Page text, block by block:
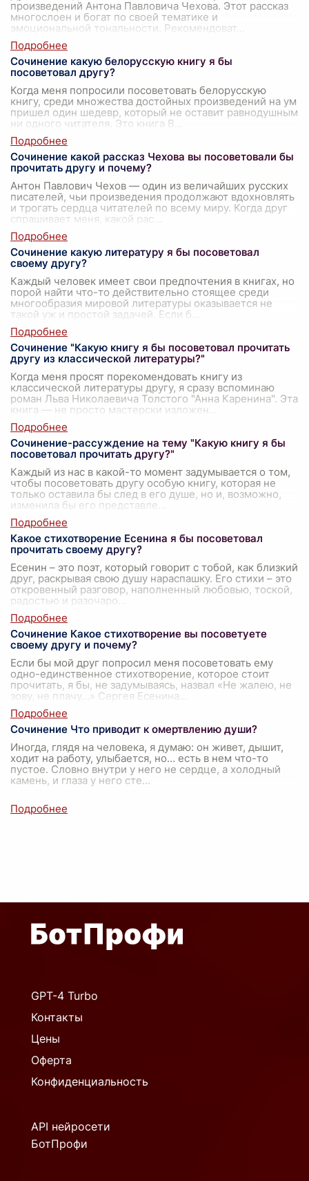
произведений Антона Павловича Чехова. Этот рассказ
многослоен и богат по своей тематике и
эмоциональной тональности. Рекомендоват
Сочинение какую белорусскую книгу я бы
посоветовал другу?
Когда меня попросили посоветовать белорусскую
книгу, среди множества достойных произведений на ум
пришел один шедевр, который не оставит равнодушным
ни одного читателя. Это книга В
Сочинение какой рассказ Чехова вы посоветовали бы
прочитать другу и почему?
Антон Павлович Чехов — один из величайших русских
писателей, чьи произведения продолжают вдохновлять
и трогать сердца читателей по всему миру. Когда друг
спрашивает меня, какой рас
Сочинение какую литературу я бы посоветовал
своему другу?
Каждый человек имеет свои предпочтения в книгах, но
порой найти что-то действительно стоящее среди
многообразия мировой литературы оказывается не
такой уж и простой задачей. Если б
Сочинение "Какую книгу я бы посоветовал прочитать
другу из классической литературы?"
Когда меня просят порекомендовать книгу из
классической литературы другу, я сразу вспоминаю
роман Льва Николаевича Толстого "Анна Каренина". Эта
книга — не просто мастерски изложен
Сочинение-рассуждение на тему "Какую книгу я бы
посоветовал прочитать другу?"
Каждый из нас в какой-то момент задумывается о том,
чтобы посоветовать другу особую книгу, которая не
только оставила бы след в его душе, но и, возможно,
изменила бы его представле
Какое стихотворение Есенина я бы посоветовал
прочитать своему другу?
Есенин – это поэт, который говорит с тобой, как близкий
друг, раскрывая свою душу нараспашку. Его стихи – это
откровенный разговор, наполненный любовью, тоской,
радостью и разочаро
Сочинение Какое стихотворение вы посоветуете
своему другу и почему?
Если бы мой друг попросил меня посоветовать ему
одно-единственное стихотворение, которое стоит
прочитать, я бы, не задумываясь, назвал «Не жалею, не
зову, не плачу…» Сергея Есенина
Сочинение Что приводит к омертвлению души?
Иногда, глядя на человека, я думаю: он живет, дышит,
ходит на работу, улыбается, но… есть в нем что-то
пустое. Словно внутри у него не сердце, а холодный
камень, и глаза у него сте...
GPT-4 Turbo
Контакты
Цены
Оферта
Конфиденциальность
API нейросети
БотПрофи